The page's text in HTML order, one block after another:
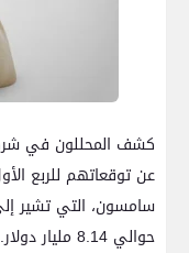
كشف المحللون في
عن توقعاتهم للربع
سامسون، التي تشير
حوالي 8.14 مليار دولار.